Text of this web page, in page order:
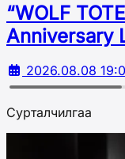
“WOLF
Аnniversary
2026.08.08
Сурталчилгаа